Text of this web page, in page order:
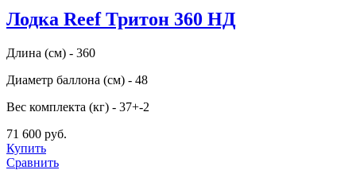
Лодка Reef Тритон 360 НД
Длина (см) - 360
Диаметр баллона (см) - 48
Вес комплекта (кг) - 37+-2
71 600 руб.
Купить
Сравнить